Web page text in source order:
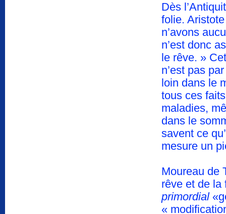
Dès
folie.
n’avons
n’est donc
le rêve. »
n’est pas
loin dans le
tous ces
maladies,
dans le
savent ce
mesure un
Moureau de
rêve et de la
primordial
«